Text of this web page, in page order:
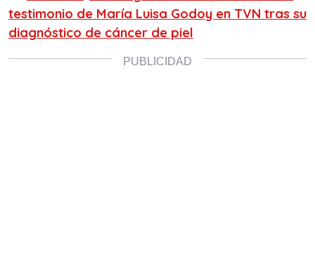
testimonio de María Luisa Godoy en TVN tras su
diagnóstico de cáncer de piel